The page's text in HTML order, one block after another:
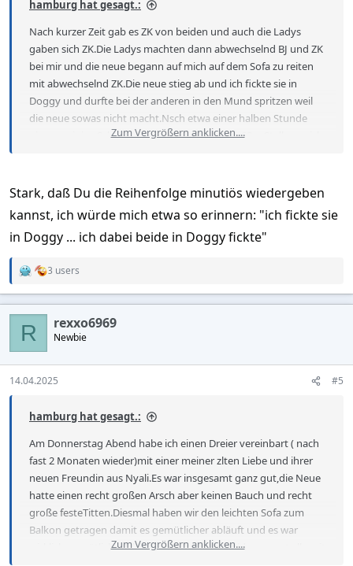
hamburg hat gesagt.:
Nach kurzer Zeit gab es ZK von beiden und auch die Ladys
gaben sich ZK.Die Ladys machten dann abwechselnd BJ und ZK
bei mir und die neue begann auf mich auf dem Sofa zu reiten
mit abwechselnd ZK.Die neue stieg ab und ich fickte sie in
Doggy und durfte bei der anderen in den Mund spritzen weil
die neue sowas nicht macht.Nsch etwa einer halben Stunde
gingen wir ins Schlafzimmer wo die beiden in 69er Stellung sich
gefickt und geleckt bis zum Orgasmus.Die Ladys wechselten
dann die Plätze so daß ich diesmal die neue in Doggy fickte so
das sie einen 2ten Höhepunkt bekam..Ich fickte dann wieder
die andere bis zum Abfeuern auf ihren Körper..
Zum Vergrößern anklicken....
Stark, daß Du die Reihenfolge minutiös wiedergeben
kannst, ich würde mich etwa so erinnern: "ich fickte sie
in Doggy ... ich dabei beide in Doggy fickte"
R
a
c
o
n
s
3 users
R rexxo6969
Newbie
14.04.2025 #5
hamburg hat gesagt.:
Am Donnerstag Abend habe ich einen Dreier vereinbart ( nach
fast 2 Monaten wieder)mit einer meiner zlten Liebe und ihrer
neuen Freundin aus Nyali.Es war insgesamt ganz gut,die Neue
hatte einen recht großen Arsch aber keinen Bauch und recht
große festeTitten.Diesmal haben wir den leichten Sofa zum
Balkon getragen damit es gemütlicher abläuft und es war
wirklich gemütlicher.Ich saß zwischen den beiden zuerst alle mit
Zum Vergrößern anklicken....